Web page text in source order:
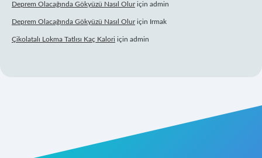
Deprem Olacağında Gökyüzü Nasıl Oluriçin admin
Deprem Olacağında Gökyüzü Nasıl Oluriçin Irmak
Çikolatalı Lokma Tatlısı Kaç Kalori için admin